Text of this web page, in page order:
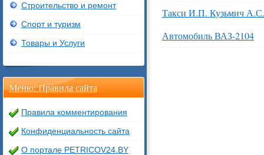
Такси И.П. Кузьмич А.С.
Автомобиль ВАЗ-2104
Строительство и ремонт
Спорт и туризм
Товары и Услуги
Меню: Правила сайта
Правила комментирования
Конфиденциальность сайта
О портале PETRICOV24.BY